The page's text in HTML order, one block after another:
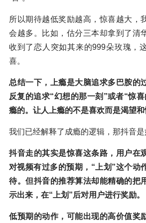
所以期待越低奖励越高，惊喜越大，
会越多。比如，估分三本却拿到了清
收到了恋人突如其来的999朵玫瑰，
喜。
总结一下，上瘾是大脑追求多巴胺的
反复的追求“幻想的那一刻”或者“惊
瘾的。让人上瘾的不是喜欢而是渴望和
我们已经解释了成瘾的逻辑，那抖音是
抖音走的其实是惊喜这条路，用户在
对视频有过多的预期，“上划”这个动
待。但抖音的推荐算法却能精确的把
示出来，在“上划”后对用户进行奖励。
低预期的动作，可能出现的高价值奖